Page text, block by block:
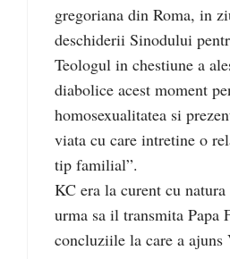
gregoriana din Roma, in
deschiderii Sinodului
Teologul in chestiune a
diabolice acest moment
homosexualitatea si
viata cu care intretine o
tip familial”.
KC era la curent cu
urma sa il transmita Papa
concluziile la care a ajuns